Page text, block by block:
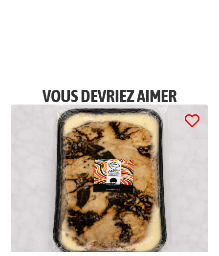
VOUS DEVRIEZ AIMER